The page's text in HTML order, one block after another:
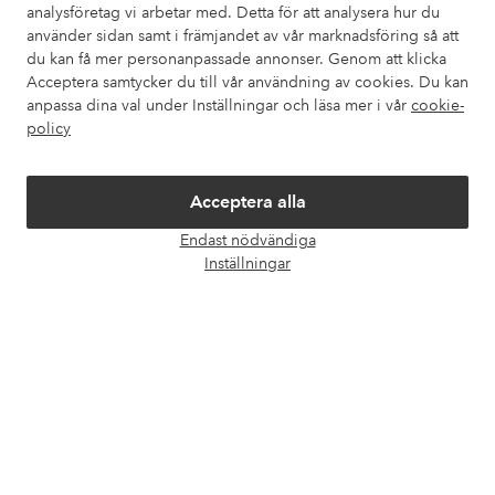
analysföretag vi arbetar med. Detta för att analysera hur du
använder sidan samt i främjandet av vår marknadsföring så att
du kan få mer personanpassade annonser. Genom att klicka
Acceptera samtycker du till vår användning av cookies. Du kan
anpassa dina val under Inställningar och läsa mer i vår cookie-
policy
Acceptera alla
Endast nödvändiga
Inställningar
Våra tjänster
Villkor
Vänner